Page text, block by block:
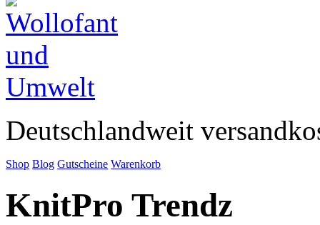
Deutschlandweit
Shop Blog Gutscheine Warenkorb
KnitPro Trendz